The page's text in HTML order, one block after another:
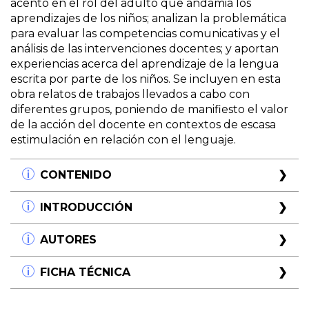
acento en el rol del adulto que andamia los
aprendizajes de los niños; analizan la problemática
para evaluar las competencias comunicativas y el
análisis de las intervenciones docentes; y aportan
experiencias acerca del aprendizaje de la lengua
escrita por parte de los niños. Se incluyen en esta
obra relatos de trabajos llevados a cabo con
diferentes grupos, poniendo de manifiesto el valor
de la acción del docente en contextos de escasa
estimulación en relación con el lenguaje.
CONTENIDO
Reflexiones sobre el trabajo con el nombre
propio.
Diana Grunfeld
El camino hacia la lectura y la escritura.
Ana María Borzone de Manrique
Criterios para evaluar las competencias
comunicativas:
INTRODUCCIÓN
Cuando iniciamos la publicación de esta colección
dedicada al nivel inicial, lo hicimos abordando la
didáctica de una de las disciplinas que mayor
impacto había generado entre los docentes, los
niños y los padres, al transformarse en "contenido a
AUTORES
Estela D' Angelo Menéndez
FICHA TÉCNICA